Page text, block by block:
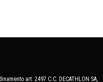
art. 2497 C.C. DECATHLON SA,